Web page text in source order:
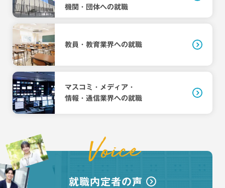
機関・団体への就職
教員・教育業界への就職
マスコミ・メディア・
情報・通信業界への就職
就職内定者の声